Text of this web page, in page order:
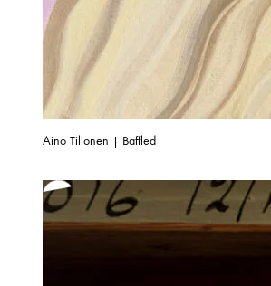
Aino Tillonen | Baffled